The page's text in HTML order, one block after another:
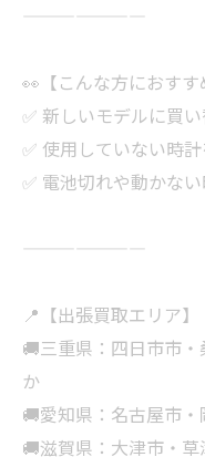
———————
👀【こんな方におすす
✅ 新しいモデルに買
✅ 使用していない時
✅ 電池切れや動かな
———————
📍【出張買取エリア】
🚚三重県：四日市市
か
🚚愛知県：名古屋市
🚚滋賀県：大津市・